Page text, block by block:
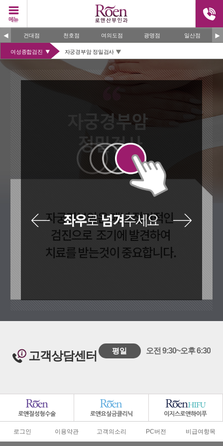
건대점 천호점 여의도점 광명점 일산점
여성종합검진 자궁경부암 정밀검사
고객상담센터 평일 오전 9:30~오후 6:30
로그인 이용약관 고객의소리 PC버전 비급여항목